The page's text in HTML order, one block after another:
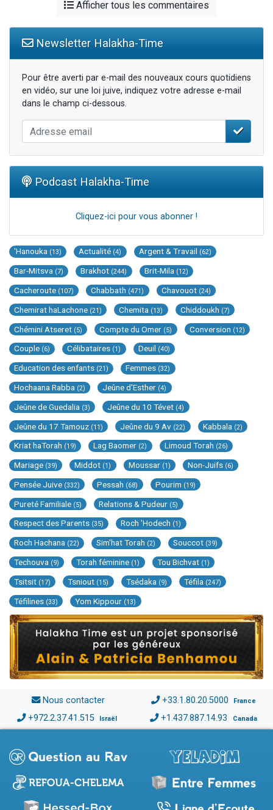
Afficher tous les commentaires
Newsletter Halakha-Time
Pour être averti par e-mail des nouveaux cours quotidiens
en vidéo, sur une loi juive, indiquez votre adresse e-mail
dans le champ ci-dessous.
Podcast Halakha-Time
Cliquez-ici pour vous abonner !
'Hanouka (13) Actualité (4) Argent & Travail (62)
Bar-Mitsva (7) Brakhot (244) Brit-Mila (12)
Cacheroute (107) Chabbath (471) Chavouot (24)
Chemirat haLachone (21) Chemita (13) Chiddoukh (7)
Chémini Atseret (5) Compte du Omer (5) Conversion (12)
Couple (6) Célibataires (1) Deuil (40)
Education des enfants (21) Femmes (32)
Hochaana Rabba (2) Jeûne d'Esther (4)
Jeûne de Guedalia (3) Jeûne du 10 Tévet (4)
Jeûne du 17 Tamouz (11) Jeûne du 9 Av (22) Kabbala (2)
Kriat haTorah (19) Lag Baomer (2) Limoud Torah (26)
Mariage (39) Middot (1) Moussar (1) Non-Juifs (6)
Pensée Juive (332) Pessah (68) Pourim (19)
Pureté Familiale (5) Relations & Pudeur (5)
Respect des Parents (35) Roch 'Hodech (1)
Roch Hachana (22) Sim'hat Torah (2) Souccot (39)
Techouva (9) Torah féminine (1) Tou Bichvat (1)
Tsitsit (17) Tsniout (15) Tsédaka (9) Téfila (247)
Téfilines (33) Yom Kippour (13)
Nous contacter +33.1.80.20.5000 France
+972.2.37.41.515 Israël +1.437.887.14.93 Canada